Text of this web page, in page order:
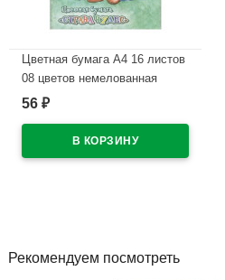
Цветная бумага А4 16 листов
08 цветов немелованная
двухсторонняя Лилия
на скобе арт ЦБ-0823
56 ₽
Рекомендуем посмотреть